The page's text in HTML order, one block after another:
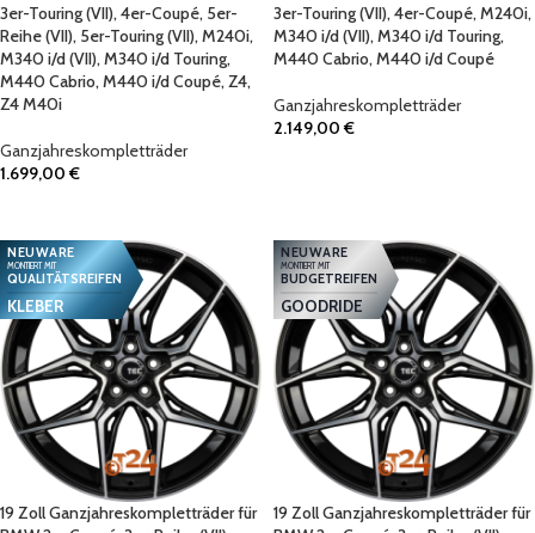
3er-Touring (VII), 4er-Coupé, 5er-
Reihe (VII), 5er-Touring (VII), M240i,
M340 i/d (VII), M340 i/d Touring,
M440 Cabrio, M440 i/d Coupé, Z4,
Z4 M40i
Ganzjahreskompletträder
1.699,00€
3er-Touring (VII), 4er-Coupé, M240i,
M340 i/d (VII), M340 i/d Touring,
M440 Cabrio, M440 i/d Coupé
Ganzjahreskompletträder
2.149,00€
NEUWARE
MONTIERT MIT
QUALITÄTSREIFEN
KLEBER
19 Zoll Ganzjahreskompletträder für
NEUWARE
MONTIERT MIT
BUDGETREIFEN
GOODRIDE
19 Zoll Ganzjahreskompletträder für